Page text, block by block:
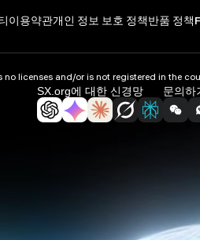
이용약관개인 정보 보호 정책 반품 정책
licenses and/or is not registered in the
SX.org에 대한 신경망 문의하